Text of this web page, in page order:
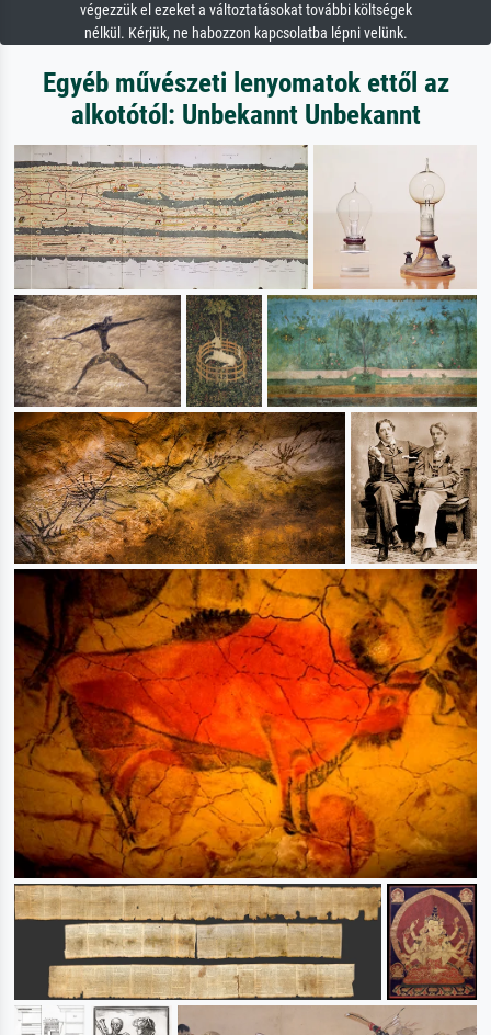
végezzük el ezeket a változtatásokat további költségek
nélkül. Kérjük, ne habozzon kapcsolatba lépni velünk.
Egyéb művészeti lenyomatok ettől az
alkotótól: Unbekannt Unbekannt